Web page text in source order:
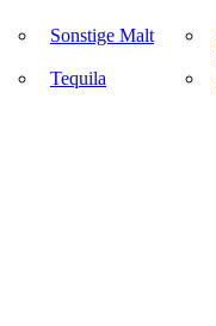
Sonstige Malt
Tequila